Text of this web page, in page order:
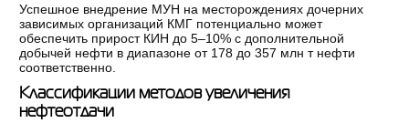
Успешное внедрение МУН на месторождениях дочерних
зависимых организаций КМГ потенциально может
обеспечить прирост КИН до 5–10% с дополнительной
добычей нефти в диапазоне от 178 до 357 млн т нефти
соответственно.
Классификации методов увеличения
нефтеотдачи